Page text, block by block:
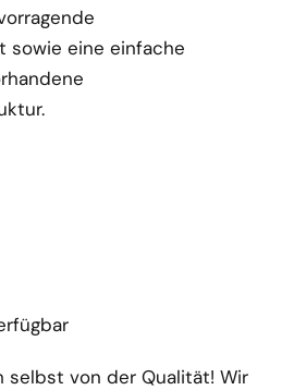
sowie eine einfache
selbst von der Qualität! Wir